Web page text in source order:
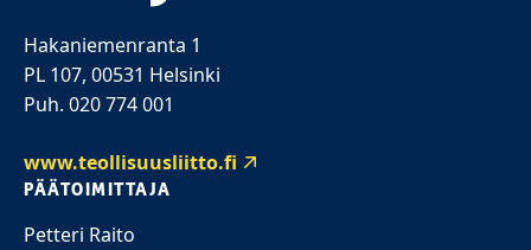
Hakaniemenranta 1
PL 107, 00531 Helsinki
Puh. 020 774 001
www.teollisuusliitto.fi
PÄÄTOIMITTAJA
Petteri Raito